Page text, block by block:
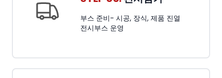
부스 준비- 시공, 장식, 제품 진열
전시부스 운영